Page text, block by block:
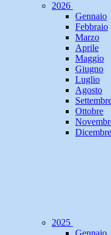
2026
Gennaio
Febbraio
Marzo
Aprile
Maggio
Giugno
Luglio
Agosto
Ottobre
Dicembre
2025